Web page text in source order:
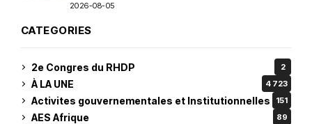
2026-08-05
CATEGORIES
2e Congres du RHDP 2
À LA UNE 4 723
Activites gouvernementales et Institutionnelles 151
AES Afrique 89